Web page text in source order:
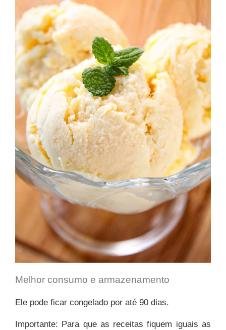
Melhor consumo e armazenamento
Ele pode ficar congelado por até 90 dias.
Importante: Para que as receitas fiquem iguais as